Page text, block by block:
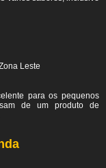
Leste
para os pequenos
de um produto de